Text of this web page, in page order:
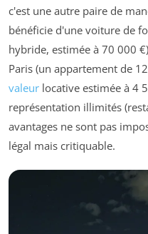
c'est une autre paire de
bénéficie d'une voiture de
hybride, estimée à 70 000
Paris (un appartement de
valeur locative estimée à 4
représentation illimités
avantages ne sont pas
légal mais critiquable.